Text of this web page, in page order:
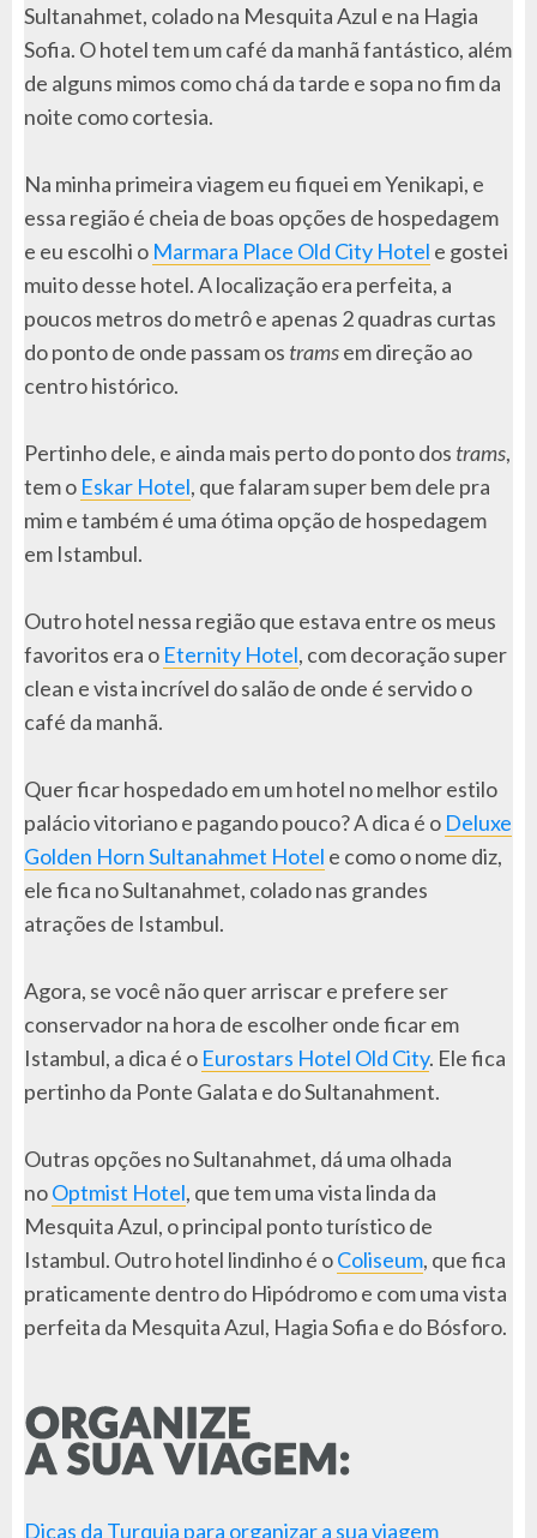
Sultanahmet, colado na Mesquita Azul e na Hagia
Sofia. O hotel tem um café da manhã fantástico, além
de alguns mimos como chá da tarde e sopa no fim da
noite como cortesia.
Na minha primeira viagem eu fiquei em Yenikapi, e
essa região é cheia de boas opções de hospedagem
e eu escolhi o Marmara Place Old City Hotel e gostei
muito desse hotel. A localização era perfeita, a
poucos metros do metrô e apenas 2 quadras curtas
do ponto de onde passam os tramsem direção ao
centro histórico.
Pertinho dele, e ainda mais perto do ponto dos trams,
tem o Eskar Hotel, que falaram super bem dele pra
mim e também é uma ótima opção de hospedagem
em Istambul.
Outro hotel nessa região que estava entre os meus
favoritos era o Eternity Hotel, com decoração super
clean e vista incrível do salão de onde é servido o
café da manhã.
Quer ficar hospedado em um hotel no melhor estilo
palácio vitoriano e pagando pouco? A dica é o Deluxe
Golden Horn Sultanahmet Hotel e como o nome diz,
ele fica no Sultanahmet, colado nas grandes
atrações de Istambul.
Agora, se você não quer arriscar e prefere ser
conservador na hora de escolher onde ficar em
Istambul, a dica é o Eurostars Hotel Old City. Ele fica
pertinho da Ponte Galata e do Sultanahment.
Outras opções no Sultanahmet, dá uma olhada
noOptmist Hotel, que tem uma vista linda da
Mesquita Azul, o principal ponto turístico de
Istambul. Outro hotel lindinho é oColiseum, que fica
praticamente dentro do Hipódromo e com uma vista
perfeita da Mesquita Azul, Hagia Sofia e do Bósforo.
Dicas da Turquia para organizar a sua viagem